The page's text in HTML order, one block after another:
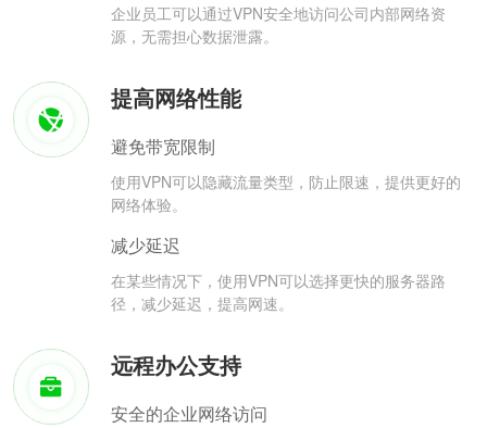
企业员工可以通过VPN安全地访问公司内部网络资
源，无需担心数据泄露。
提高网络性能
避免带宽限制
使用VPN可以隐藏流量类型，防止限速，提供更好的
网络体验。
减少延迟
在某些情况下，使用VPN可以选择更快的服务器路
径，减少延迟，提高网速。
远程办公支持
安全的企业网络访问